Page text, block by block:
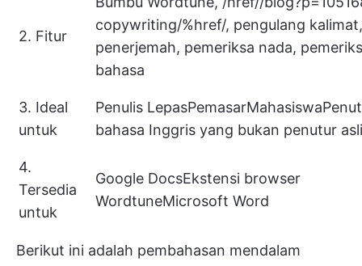
2. Fitur
copywriting/%href/, pengulang kalimat,
penerjemah, pemeriksa nada,
bahasa
3. Ideal
untuk
Penulis
bahasa Inggris yang bukan penutur asli
4.
Tersedia
untuk
Google DocsEkstensi browser
WordtuneMicrosoft Word
Berikut ini adalah pembahasan mendalam